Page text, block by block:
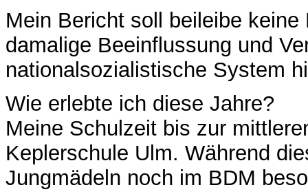
Mein Bericht soll beileibe
damalige Beeinflussung und
nationalsozialistische System
Wie erlebte ich diese Jahre?
Meine Schulzeit bis zur
Keplerschule Ulm. Während
Jungmädeln noch im BDM